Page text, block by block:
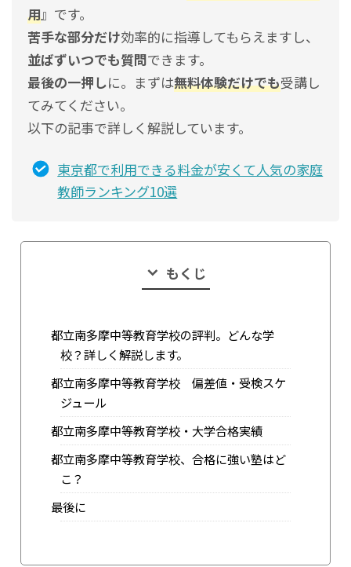
用』です。
苦手な部分だけ効率的に指導してもらえますし、
並ばずいつでも質問できます。
最後の一押しに。まずは無料体験だけでも受講し
てみてください。
以下の記事で詳しく解説しています。
東京都で利用できる料金が安くて人気の家庭
教師ランキング10選
もくじ
都立南多摩中等教育学校の評判。どんな学
校？詳しく解説します。
都立南多摩中等教育学校 偏差値・受検スケ
ジュール
都立南多摩中等教育学校・大学合格実績
都立南多摩中等教育学校、合格に強い塾はど
こ？
最後に